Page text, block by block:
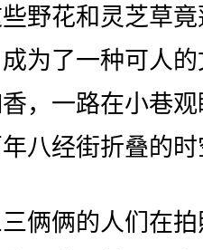
野花和灵芝草
为了一种可人
，一路在小巷
八经街折叠的
俩的人们在拍